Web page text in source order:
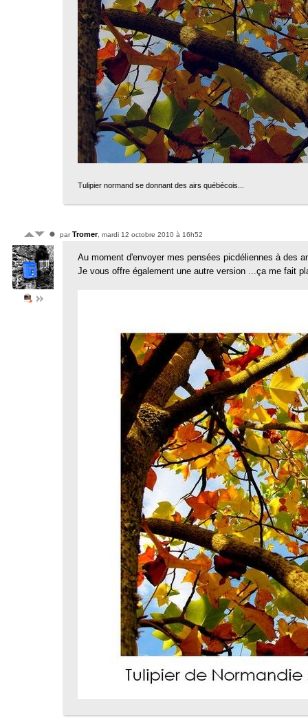
Tulipier normand se donnant des airs québécois...
parTromer, mardi 12 octobre 2010 à 16h52
Au moment d'envoyer mes pensées picdéliennes à des
Je vous offre également une autre version ...ça me fait